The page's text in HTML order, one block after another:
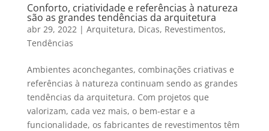
Conforto, criatividade e referências à natureza
são as grandes tendências da arquitetura
abr 29, 2022 | Arquitetura, Dicas, Revestimentos,
Tendências
Ambientes aconchegantes, combinações criativas e
referências à natureza continuam sendo as grandes
tendências da arquitetura. Com projetos que
valorizam, cada vez mais, o bem-estar e a
funcionalidade, os fabricantes de revestimentos têm